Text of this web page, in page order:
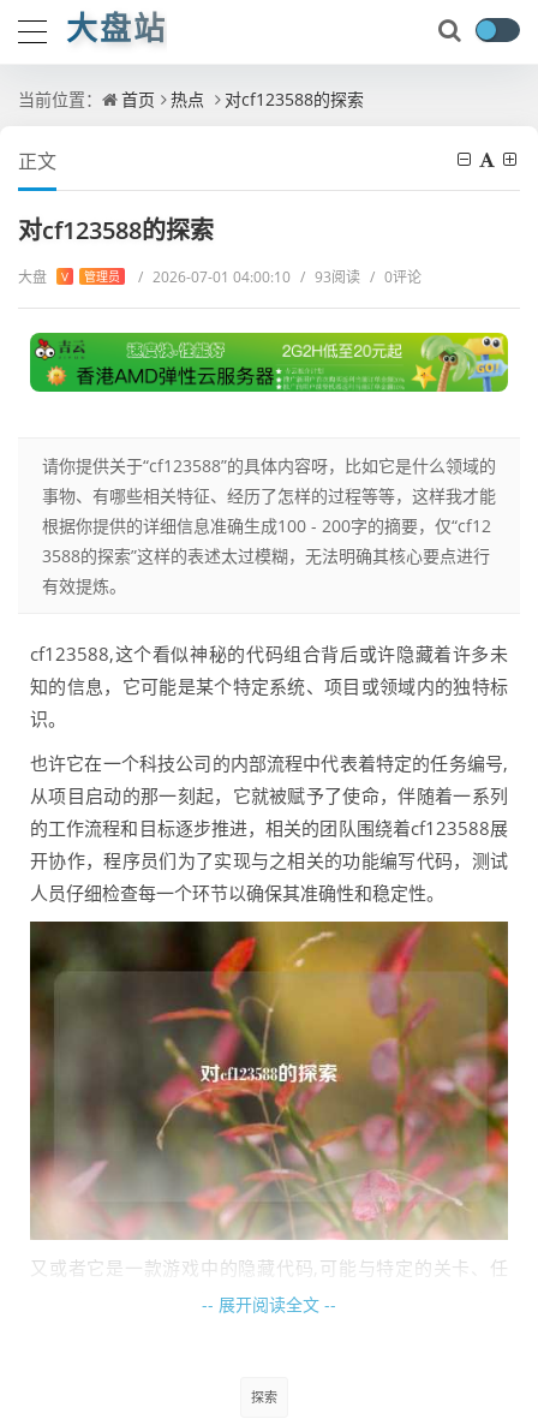
大盘站
当前位置： 首页 热点 对cf123588的探索
正文
对cf123588的探索
大盘 V 管理员 / 2026-07-01 04:00:10 / 93阅读 / 0评论
请你提供关于“cf123588”的具体内容呀，比如它是什么领域的
事物、有哪些相关特征、经历了怎样的过程等等，这样我才能
根据你提供的详细信息准确生成100 - 200字的摘要，仅“cf12
3588的探索”这样的表述太过模糊，无法明确其核心要点进行
有效提炼。
cf123588,这个看似神秘的代码组合背后或许隐藏着许多未
知的信息，它可能是某个特定系统、项目或领域内的独特标
识。
也许它在一个科技公司的内部流程中代表着特定的任务编号,
从项目启动的那一刻起，它就被赋予了使命，伴随着一系列
的工作流程和目标逐步推进，相关的团队围绕着cf123588展
开协作，程序员们为了实现与之相关的功能编写代码，测试
人员仔细检查每一个环节以确保其准确性和稳定性。
又或者它是一款游戏中的隐藏代码,可能与特定的关卡、任
务、道具甚至是游戏背后的彩蛋相关，玩家们在不断探索游
而获得独特的游戏体验或丰厚的奖励。
-- 展开阅读全文 --
探索